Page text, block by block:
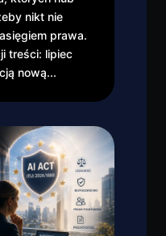
nikt nie
prawa.
treści: lipiec
nową...